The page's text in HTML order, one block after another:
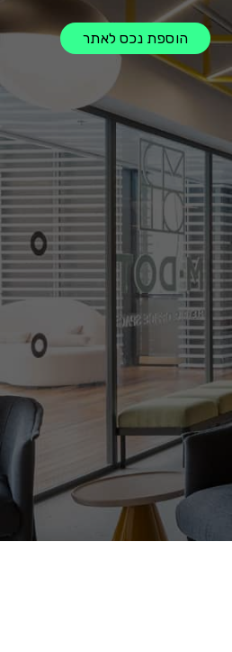
הוספת נכס לאתר